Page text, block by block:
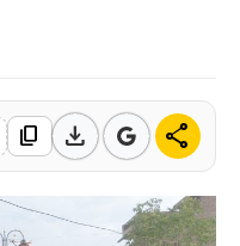
or Organization • 01
content_copy download share